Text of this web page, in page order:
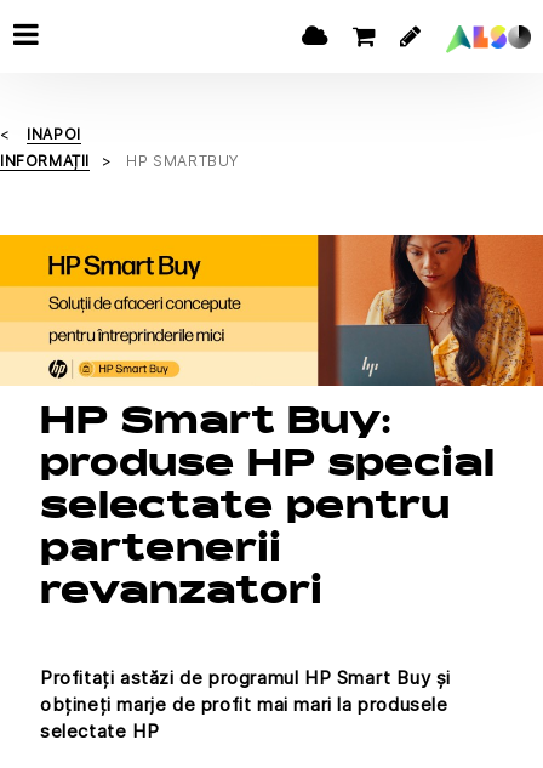
INAPOI
INFORMAȚII
HP SMARTBUY
HP Smart Buy:
produse HP special
selectate pentru
partenerii
revanzatori
Profitați astăzi de programul HP Smart Buy și
obțineți marje de profit mai mari la produsele
selectate HP